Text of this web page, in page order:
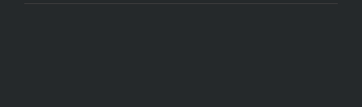
_8501970